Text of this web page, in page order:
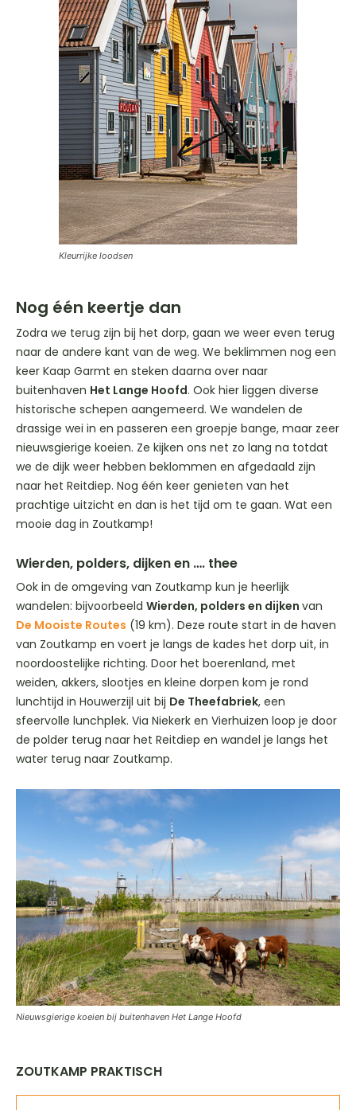
Kleurrijke loodsen
Nog één keertje dan
Zodra we terug zijn bij het dorp, gaan we weer even terug
naar de andere kant van de weg. We beklimmen nog een
keer Kaap Garmt en steken daarna over naar
buitenhaven Het Lange Hoofd. Ook hier liggen diverse
historische schepen aangemeerd. We wandelen de
drassige wei in en passeren een groepje bange, maar zeer
nieuwsgierige koeien. Ze kijken ons net zo lang na totdat
we de dijk weer hebben beklommen en afgedaald zijn
naar het Reitdiep. Nog één keer genieten van het
prachtige uitzicht en dan is het tijd om te gaan. Wat een
mooie dag in Zoutkamp!
Wierden, polders, dijken en …. thee
Ook in de omgeving van Zoutkamp kun je heerlijk
wandelen: bijvoorbeeld Wierden, polders en dijken van
De Mooiste Routes (19 km). Deze route start in de haven
van Zoutkamp en voert je langs de kades het dorp uit, in
noordoostelijke richting. Door het boerenland, met
weiden, akkers, slootjes en kleine dorpen kom je rond
lunchtijd in Houwerzijl uit bij De Theefabriek, een
sfeervolle lunchplek. Via Niekerk en Vierhuizen loop je door
de polder terug naar het Reitdiep en wandel je langs het
water terug naar Zoutkamp.
Nieuwsgierige koeien bij buitenhaven Het Lange Hoofd
ZOUTKAMP PRAKTISCH